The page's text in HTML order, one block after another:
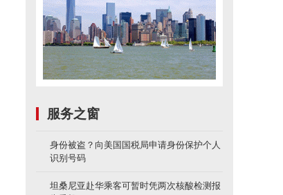
服务之窗
身份被盗？向美国国税局申请身份保护个人
识别号码
坦桑尼亚赴华乘客可暂时凭两次核酸检测报